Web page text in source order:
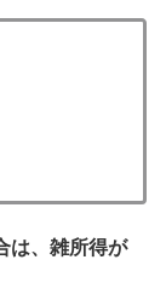
は、雑所得が